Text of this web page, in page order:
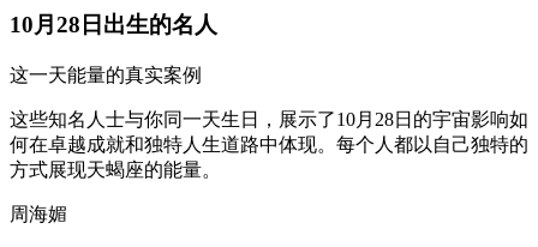
10月28日出生的名人
这一天能量的真实案例
这些知名人士与你同一天生日，展示了10月28日的宇宙影响如
何在卓越成就和独特人生道路中体现。每个人都以自己独特的
方式展现天蝎座的能量。
周海媚